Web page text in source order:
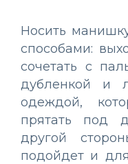
Носить
способами:
сочетать с
дубленкой и
одеждой,
прятать под
другой
подойдет и